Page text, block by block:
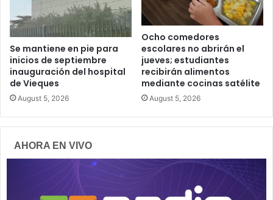
Se mantiene en pie para
inicios de septiembre
inauguración del hospital
de Vieques
August 5, 2026
Ocho comedores
escolares no abrirán el
jueves; estudiantes
recibirán alimentos
mediante cocinas satélite
August 5, 2026
AHORA EN VIVO